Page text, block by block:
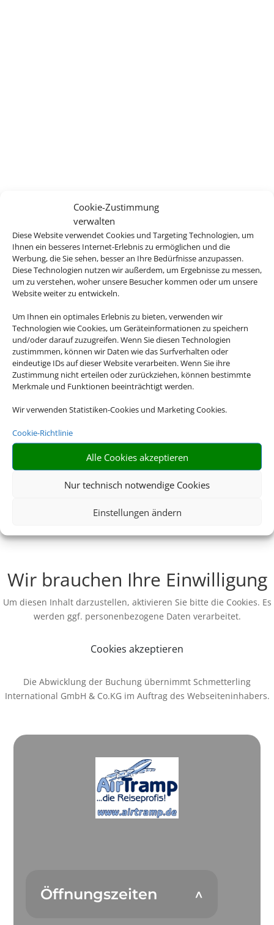
Cookie-Zustimmung
verwalten
Diese Website verwendet Cookies und Targeting Technologien, um
Ihnen ein besseres Internet-Erlebnis zu ermöglichen und die
Werbung, die Sie sehen, besser an Ihre Bedürfnisse anzupassen.
Diese Technologien nutzen wir außerdem, um Ergebnisse zu messen,
um zu verstehen, woher unsere Besucher kommen oder um unsere
Website weiter zu entwickeln.
Um Ihnen ein optimales Erlebnis zu bieten, verwenden wir
Technologien wie Cookies, um Geräteinformationen zu speichern
und/oder darauf zuzugreifen. Wenn Sie diesen Technologien
zustimmmen, können wir Daten wie das Surfverhalten oder
eindeutige IDs auf dieser Website verarbeiten. Wenn Sie ihre
Zustimmung nicht erteilen oder zurückziehen, können bestimmte
Merkmale und Funktionen beeinträchtigt werden.
Wir verwenden Statistiken-Cookies und Marketing Cookies.
Cookie-Richtlinie
Alle Cookies akzeptieren
Nur technisch notwendige Cookies
Einstellungen ändern
Wir brauchen Ihre Einwilligung
Um diesen Inhalt darzustellen, aktivieren Sie bitte die Cookies. Es
werden ggf. personenbezogene Daten verarbeitet.
Cookies akzeptieren
Die Abwicklung der Buchung übernimmt Schmetterling
International GmbH & Co.KG im Auftrag des Webseiteninhabers.
Öffnungszeiten